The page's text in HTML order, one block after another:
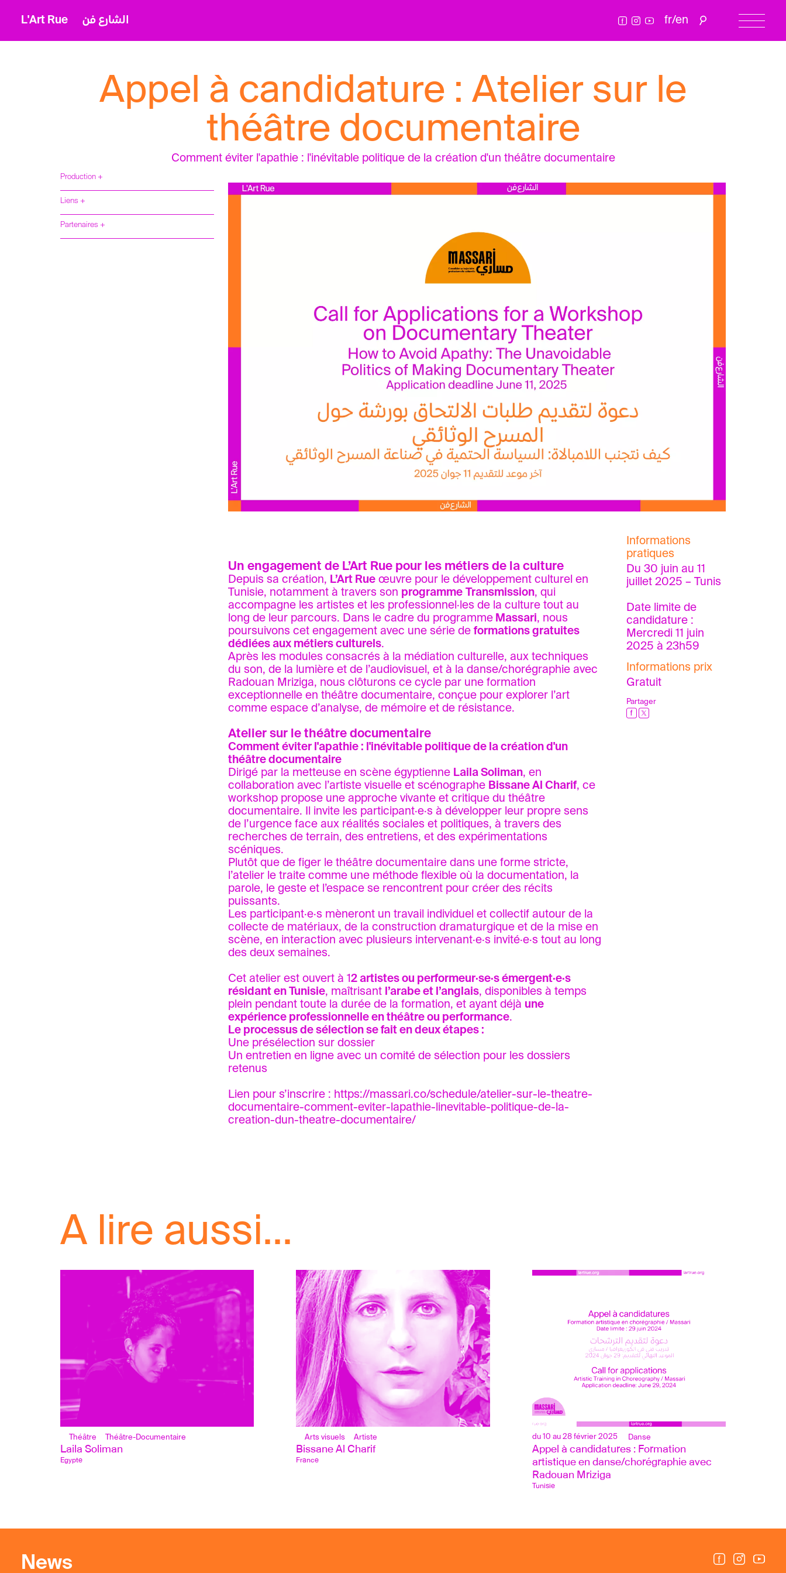
L'Art Rue الشارع فن fr/en
Appel à candidature : Atelier sur le
théâtre documentaire
Comment éviter l'apathie : l'inévitable politique de la création d'un théâtre documentaire
Production +
Liens +
Partenaires +
Un engagement de L’Art Rue pour les métiers de la culture
Depuis sa création, L’Art Rue œuvre pour le développement culturel en
Tunisie, notamment à travers son programme Transmission, qui
accompagne les artistes et les professionnel·les de la culture tout au
long de leur parcours. Dans le cadre du programme Massari, nous
poursuivons cet engagement avec une série de formations gratuites
dédiées aux métiers culturels.
Après les modules consacrés à la médiation culturelle, aux techniques
du son, de la lumière et de l’audiovisuel, et à la danse/chorégraphie avec
Radouan Mriziga, nous clôturons ce cycle par une formation
exceptionnelle en théâtre documentaire, conçue pour explorer l’art
comme espace d’analyse, de mémoire et de résistance.
Atelier sur le théâtre documentaire
Comment éviter l'apathie : l'inévitable politique de la création d'un
théâtre documentaire
Dirigé par la metteuse en scène égyptienne Laila Soliman, en
collaboration avec l’artiste visuelle et scénographe Bissane Al Charif, ce
workshop propose une approche vivante et critique du théâtre
documentaire. Il invite les participant·e·s à développer leur propre sens
de l’urgence face aux réalités sociales et politiques, à travers des
recherches de terrain, des entretiens, et des expérimentations
scéniques.
Plutôt que de figer le théâtre documentaire dans une forme stricte,
l’atelier le traite comme une méthode flexible où la documentation, la
parole, le geste et l’espace se rencontrent pour créer des récits
puissants.
Les participant·e·s mèneront un travail individuel et collectif autour de la
collecte de matériaux, de la construction dramaturgique et de la mise en
scène, en interaction avec plusieurs intervenant·e·s invité·e·s tout au long
des deux semaines.
Cet atelier est ouvert à 12 artistes ou performeur·se·s émergent·e·s
résidant en Tunisie, maîtrisant l’arabe et l’anglais, disponibles à temps
plein pendant toute la durée de la formation, et ayant déjà une
expérience professionnelle en théâtre ou performance.
Le processus de sélection se fait en deux étapes :
Une présélection sur dossier
Un entretien en ligne avec un comité de sélection pour les dossiers
retenus
Lien pour s’inscrire : https://massari.co/schedule/atelier-sur-le-theatre-
documentaire-comment-eviter-lapathie-linevitable-politique-de-la-
creation-dun-theatre-documentaire/
Informations
pratiques
Du 30 juin au 11
juillet 2025 – Tunis
Date limite de
candidature :
Mercredi 11 juin
2025 à 23h59
Informations prix
Gratuit
Partager
A lire aussi...
Théâtre Théâtre-Documentaire
Laila Soliman
Egypte
Arts visuels Artiste
Bissane Al Charif
France
du 10 au 28 février 2025 Danse
Appel à candidatures : Formation
artistique en danse/chorégraphie avec
Radouan Mriziga
Tunisie
News